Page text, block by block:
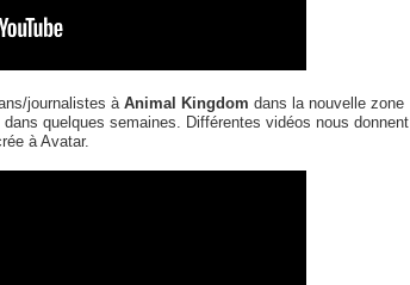
journalistes à Animal Kingdom dans la nouvelle zone
quelques semaines. Différentes vidéos nous donnent
à Avatar.